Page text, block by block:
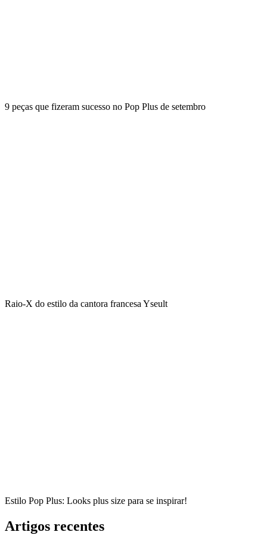
9 peças que fizeram sucesso no Pop Plus de setembro
Raio-X do estilo da cantora francesa Yseult
Estilo Pop Plus: Looks plus size para se inspirar!
Artigos recentes